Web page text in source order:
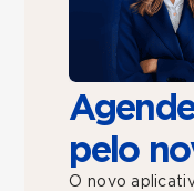
pelo
O novo